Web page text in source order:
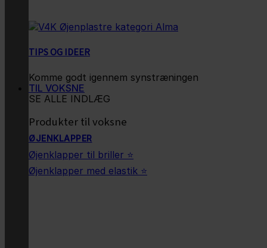
TIPS OG IDEER
Komme godt igennem synstræningen
SE ALLE INDLÆG
TIL VOKSNE
Produkter til voksne
ØJENKLAPPER
Øjenklapper til briller ⭐
Øjenklapper med elastik ⭐